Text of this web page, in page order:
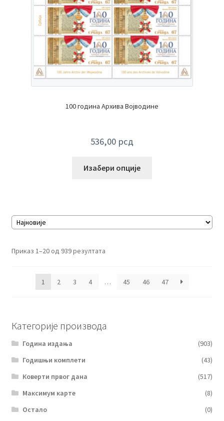
100 година Архива Војводине
536,00 рсд
Изабери опције
Приказ 1–20 од 939 резултатаСортирано
1
2 3 4 … 45 46 47
Категорије производа
Година издања
(903)
Годишњи комплети
(43)
Коверти првог дана
(517)
Максимум карте
(8)
Остало
(0)